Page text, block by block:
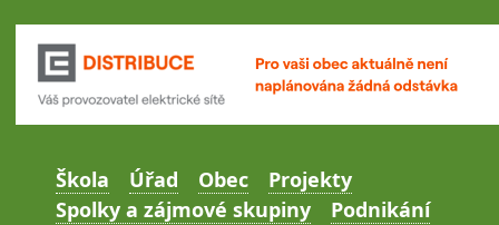
Škola Úřad Obec
Projekty
Spolky a zájmové skupiny
Podnikání